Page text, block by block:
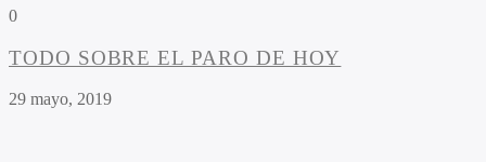
0
TODO SOBRE EL PARO DE HOY
29 mayo, 2019